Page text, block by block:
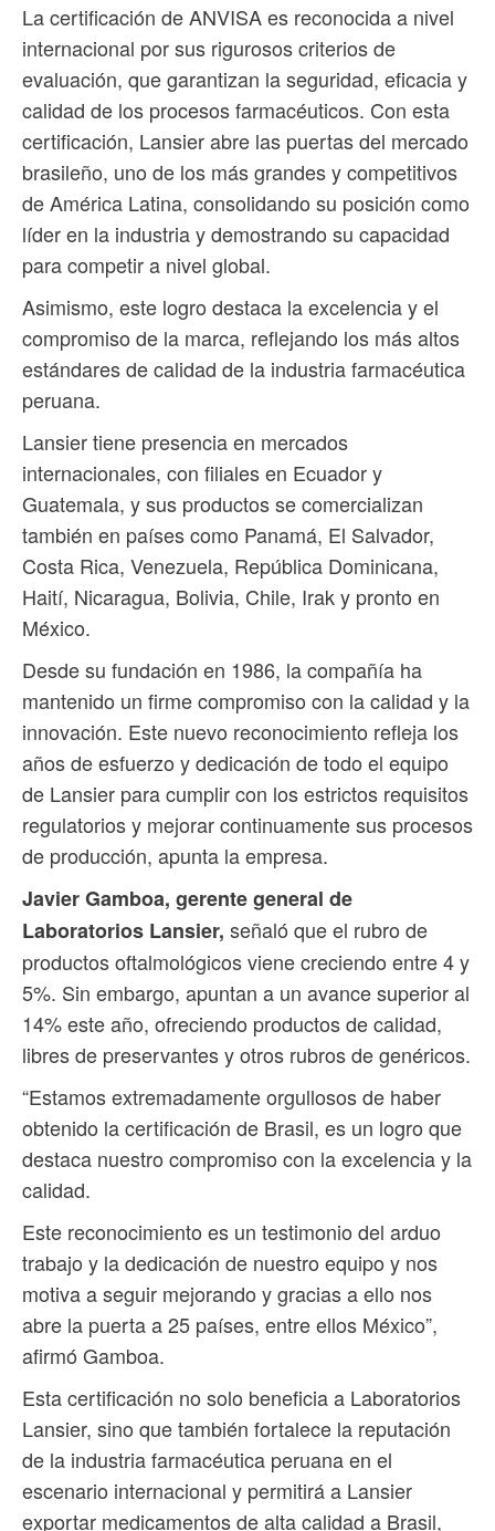
La certificación de ANVISA es reconocida a nivel
internacional por sus rigurosos criterios de
evaluación, que garantizan la seguridad, eficacia y
calidad de los procesos farmacéuticos. Con esta
certificación, Lansier abre las puertas del mercado
brasileño, uno de los más grandes y competitivos
de América Latina, consolidando su posición como
líder en la industria y demostrando su capacidad
para competir a nivel global.
Asimismo, este logro destaca la excelencia y el
compromiso de la marca, reflejando los más altos
estándares de calidad de la industria farmacéutica
peruana.
Lansier tiene presencia en mercados
internacionales, con filiales en Ecuador y
Guatemala, y sus productos se comercializan
también en países como Panamá, El Salvador,
Costa Rica, Venezuela, República Dominicana,
Haití, Nicaragua, Bolivia, Chile, Irak y pronto en
México.
Desde su fundación en 1986, la compañía ha
mantenido un firme compromiso con la calidad y la
innovación. Este nuevo reconocimiento refleja los
años de esfuerzo y dedicación de todo el equipo
de Lansier para cumplir con los estrictos requisitos
regulatorios y mejorar continuamente sus procesos
de producción, apunta la empresa.
Javier Gamboa, gerente general de
Laboratorios Lansier, señaló que el rubro de
productos oftalmológicos viene creciendo entre 4 y
5%. Sin embargo, apuntan a un avance superior al
14% este año, ofreciendo productos de calidad,
libres de preservantes y otros rubros de genéricos.
“Estamos extremadamente orgullosos de haber
obtenido la certificación de Brasil, es un logro que
destaca nuestro compromiso con la excelencia y la
calidad.
Este reconocimiento es un testimonio del arduo
trabajo y la dedicación de nuestro equipo y nos
motiva a seguir mejorando y gracias a ello nos
abre la puerta a 25 países, entre ellos México”,
afirmó Gamboa.
Esta certificación no solo beneficia a Laboratorios
Lansier, sino que también fortalece la reputación
de la industria farmacéutica peruana en el
escenario internacional y permitirá a Lansier
exportar medicamentos de alta calidad a Brasil,